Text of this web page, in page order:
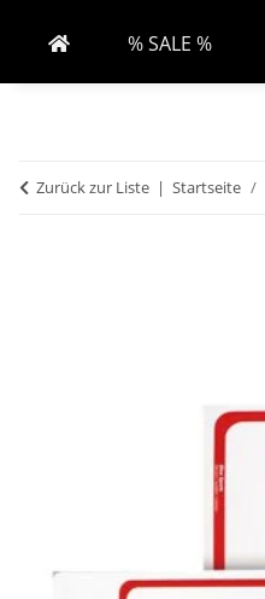
% SALE %
Zurück zur Liste Startseite